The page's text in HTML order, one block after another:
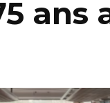
ans